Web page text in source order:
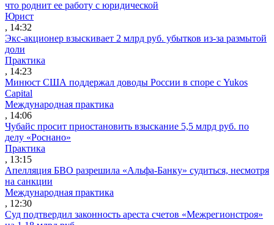
что роднит ее работу с юридической
Юрист
, 14:32
Экс-акционер взыскивает 2 млрд руб. убытков из-за размытой
доли
Практика
, 14:23
Минюст США поддержал доводы России в споре с Yukos
Capital
Международная практика
, 14:06
Чубайс просит приостановить взыскание 5,5 млрд руб. по
делу «Роснано»
Практика
, 13:15
Апелляция БВО разрешила «Альфа-Банку» судиться, несмотря
на санкции
Международная практика
, 12:30
Суд подтвердил законность ареста счетов «Межрегионстроя»